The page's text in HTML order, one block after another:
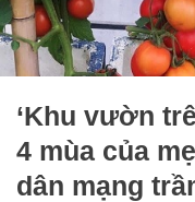
‘Khu vườn
4 mùa của
dân mạng